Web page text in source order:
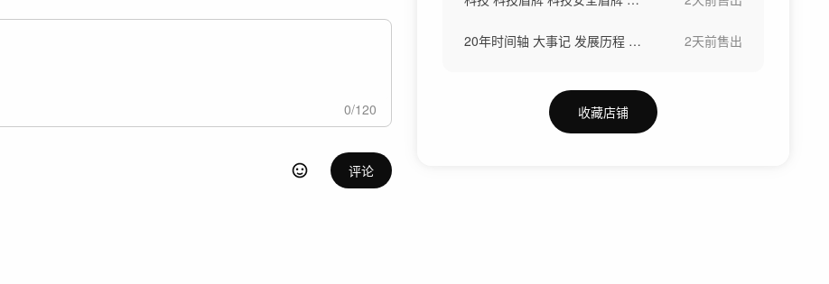
0/120
评论
20年时间轴 大事记 发展历程 历史回顾 2天前售出
收藏店铺